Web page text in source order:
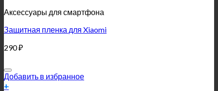
Аксессуары для смартфона
Защитная пленка для Xiaomi
290₽
Добавить в избранное
+